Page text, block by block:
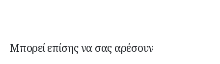
Μπορεί επίσης να σας αρέσουν